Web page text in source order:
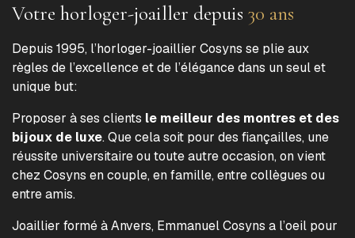
Votre horloger-joailler depuis 30 ans
Depuis 1995, l’horloger-joaillier Cosyns se plie aux
règles de l’excellence et de l’élégance dans un seul et
unique but:
Proposer à ses clients le meilleur des montres et des
bijoux de luxe. Que cela soit pour des fiançailles, une
réussite universitaire ou toute autre occasion, on vient
chez Cosyns en couple, en famille, entre collègues ou
entre amis.
Joaillier formé à Anvers, Emmanuel Cosyns a l’oeil pour